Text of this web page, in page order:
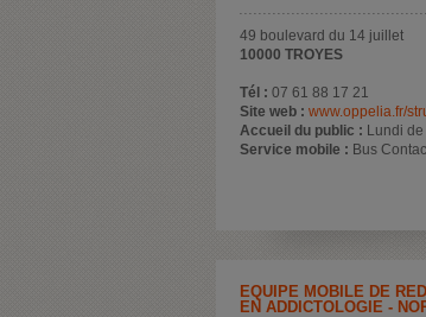
49 boulevard du 14 juillet
10000 TROYES
Tél : 07 61 88 17 21
Site web : www.oppelia.fr/
Accueil du public : Lundi
Service mobile : Bus
EQUIPE MOBILE DE
EN ADDICTOLOGIE -